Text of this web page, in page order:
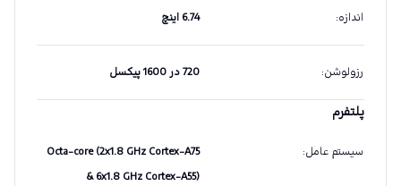
اندازه: 6.74 اینچ
رزولوشن: 720 در 1600 پیکسل
پلتفرم
سیستم عامل:
Octa-core (2x1.8 GHz Cortex-A75
& 6x1.8 GHz Cortex-A55)